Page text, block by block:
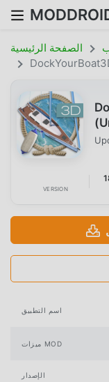
الصفحة الرئيسية
VERSION
اسم التطبيق
ميزات MOD
الإصدار